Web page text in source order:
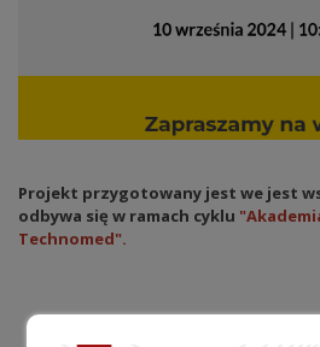
Projekt przygotowany jest we jest
odbywa się w ramach cyklu
Technomed".